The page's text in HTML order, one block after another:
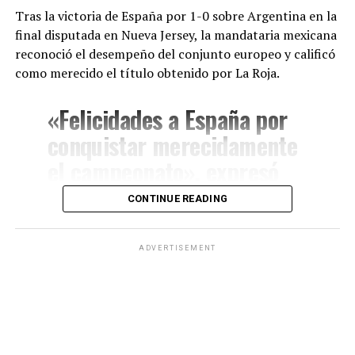
Tras la victoria de España por 1-0 sobre Argentina en la
final disputada en Nueva Jersey, la mandataria mexicana
reconoció el desempeño del conjunto europeo y calificó
como merecido el título obtenido por La Roja.
«Felicidades a España por
conquistar merecidamente
Sheinbaum a través de sus
redes sociales.
CONTINUE READING
ADVERTISEMENT